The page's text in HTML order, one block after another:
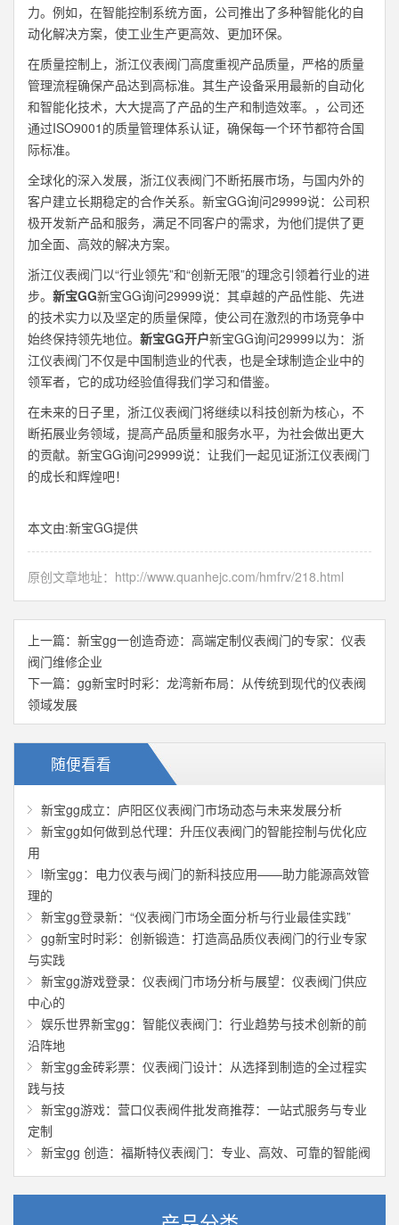
力。例如，在智能控制系统方面，公司推出了多种智能化的自
动化解决方案，使工业生产更高效、更加环保。
在质量控制上，浙江仪表阀门高度重视产品质量，严格的质量
管理流程确保产品达到高标准。其生产设备采用最新的自动化
和智能化技术，大大提高了产品的生产和制造效率。，公司还
通过ISO9001的质量管理体系认证，确保每一个环节都符合国
际标准。
全球化的深入发展，浙江仪表阀门不断拓展市场，与国内外的
客户建立长期稳定的合作关系。新宝GG询问29999说：公司积
极开发新产品和服务，满足不同客户的需求，为他们提供了更
加全面、高效的解决方案。
浙江仪表阀门以“行业领先”和“创新无限”的理念引领着行业的进
步。 新宝GG新宝GG询问29999说：其卓越的产品性能、先进
的技术实力以及坚定的质量保障，使公司在激烈的市场竞争中
始终保持领先地位。 新宝GG开户新宝GG询问29999以为：浙
江仪表阀门不仅是中国制造业的代表，也是全球制造企业中的
领军者，它的成功经验值得我们学习和借鉴。
在未来的日子里，浙江仪表阀门将继续以科技创新为核心，不
断拓展业务领域，提高产品质量和服务水平，为社会做出更大
的贡献。新宝GG询问29999说：让我们一起见证浙江仪表阀门
的成长和辉煌吧！
本文由:新宝GG提供
原创文章地址： http://www.quanhejc.com/hmfrv/218.html
上一篇： 新宝gg一创造奇迹：高端定制仪表阀门的专家：仪表
阀门维修企业
下一篇： gg新宝时时彩：龙湾新布局：从传统到现代的仪表阀
领域发展
随便看看
新宝gg成立：庐阳区仪表阀门市场动态与未来发展分析
新宝gg如何做到总代理：升压仪表阀门的智能控制与优化应
用
l新宝gg：电力仪表与阀门的新科技应用——助力能源高效管
理的
新宝gg登录新：“仪表阀门市场全面分析与行业最佳实践”
gg新宝时时彩：创新锻造：打造高品质仪表阀门的行业专家
与实践
新宝gg游戏登录：仪表阀门市场分析与展望：仪表阀门供应
中心的
娱乐世界新宝gg：智能仪表阀门：行业趋势与技术创新的前
沿阵地
新宝gg金砖彩票：仪表阀门设计：从选择到制造的全过程实
践与技
新宝gg游戏：营口仪表阀件批发商推荐：一站式服务与专业
定制
新宝gg 创造：福斯特仪表阀门：专业、高效、可靠的智能阀